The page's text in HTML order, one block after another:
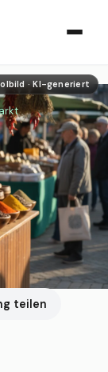
· KI-generiert
teilen